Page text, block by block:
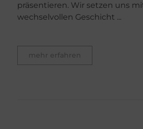
präsentieren. Wir setzen uns
wechselvollen Geschicht ...
mehr erfahren